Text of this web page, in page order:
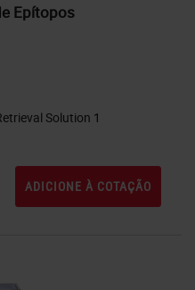
Epítopos
ADICIONE À COTAÇÃO